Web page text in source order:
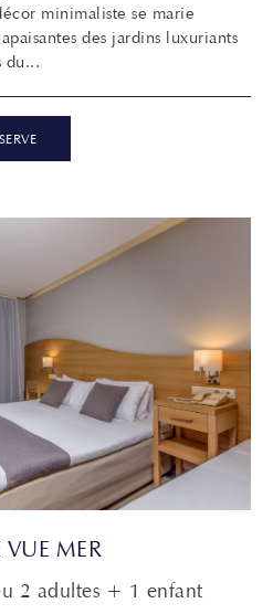
minimaliste se marie
des jardins luxuriants
du...
MER
2 adultes + 1 enfant